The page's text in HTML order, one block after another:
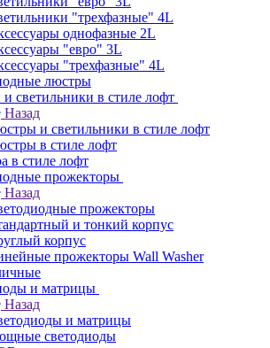
"трехфазные" 4L
однофазные 2L
"евро" 3L
"трехфазные" 4L
люстры
светильники в стиле лофт
Назад
и светильники в стиле лофт
в стиле лофт
в стиле лофт
прожекторы
Назад
прожекторы
и тонкий корпус
корпус
прожекторы Wall Washer
и матрицы
Назад
и матрицы
светодиоды